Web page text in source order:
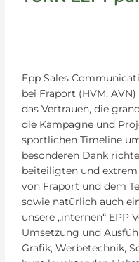
Epp Sales
bei Fraport (HVM,
das Vertrauen, die
die Kampagne und
sportlichen Timeline
besonderen Dank
beiteiligten und
von Fraport und dem
sowie natürlich auch
unsere „internen“ EPP
Umsetzung und
Grafik, Werbetechnik,